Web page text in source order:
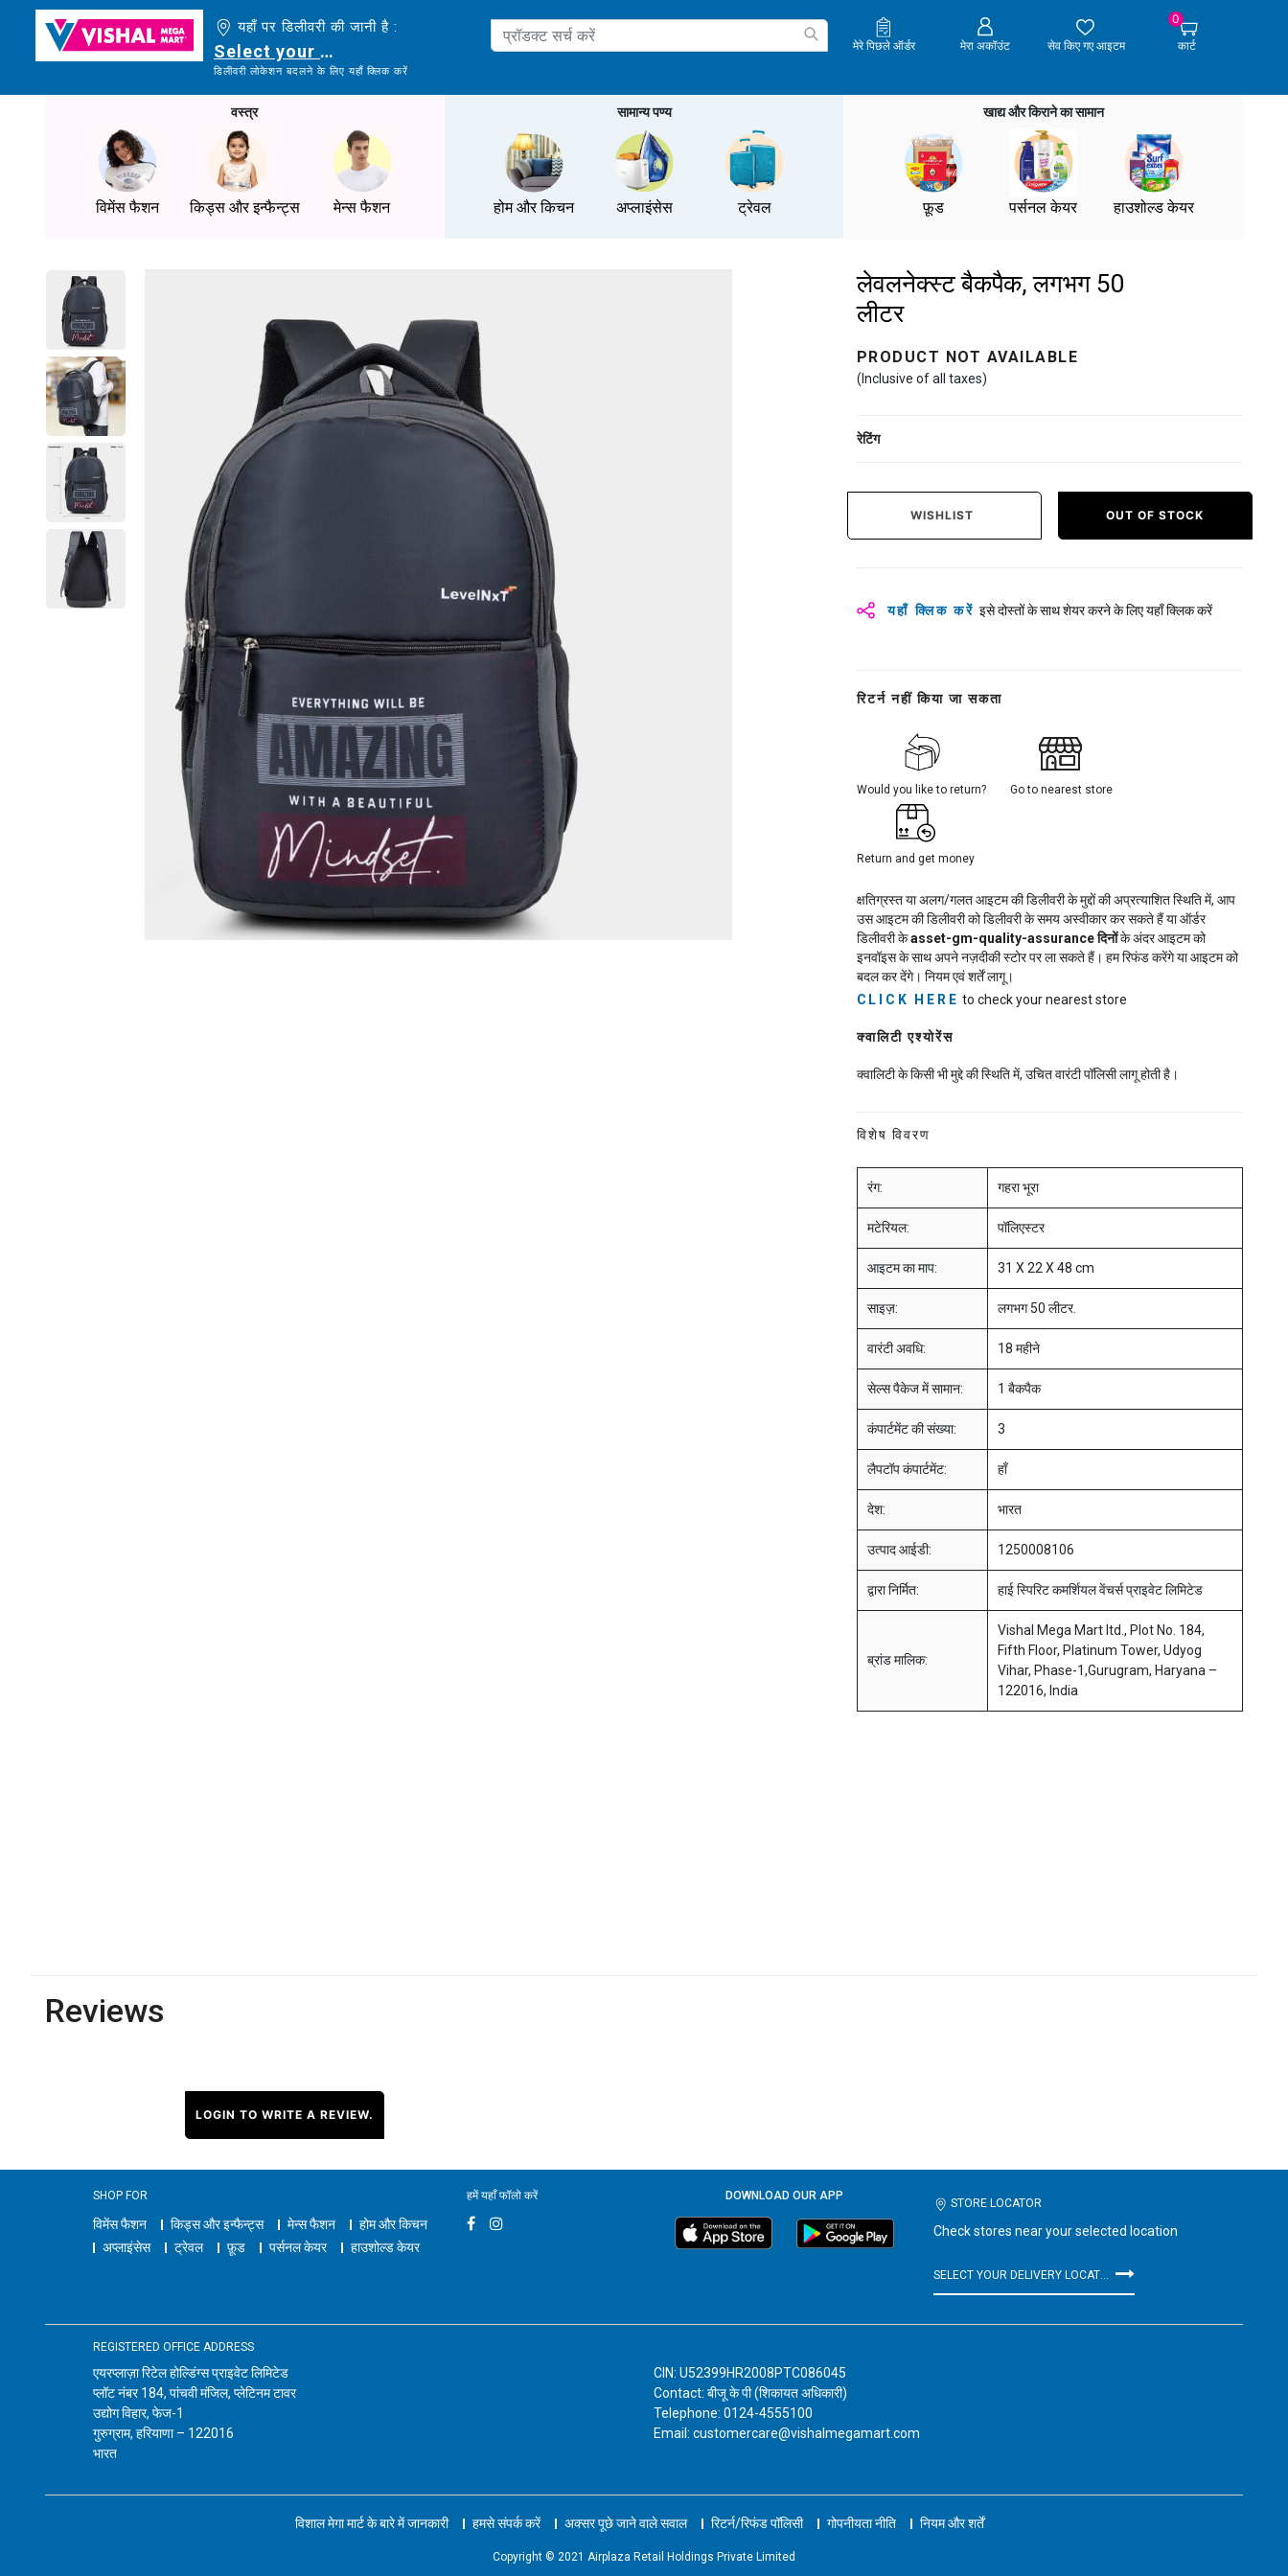
यहाँ पर डिलीवरी की जानी है :
Select your delivery location
डिलीवरी लोकेशन बदलने के लिए यहाँ क्लिक करें
मेरे पिछले ऑर्डर मेरा अकॉउंट सेव किए गए आइटम
0
कार्ट
वस्त्र
विमेंस फैशन किड्स और इन्फैन्ट्स मेन्स फैशन
सामान्य पण्य
होम और किचन अप्लाइंसेस ट्रेवल
खाद्य और किराने का सामान
फ़ूड पर्सनल केयर हाउशोल्ड केयर
लेवलनेक्स्ट बैकपैक, लगभग 50
लीटर
PRODUCT NOT AVAILABLE
(Inclusive of all taxes)
रेटिंग
WISHLIST OUT OF STOCK
यहाँ क्लिक करें इसे दोस्तों के साथ शेयर करने के लिए यहाँ क्लिक करें
रिटर्न नहीं किया जा सकता
Would you like to return? Go to nearest store
Return and get money
क्षतिग्रस्त या अलग/गलत आइटम की डिलीवरी के मुद्दों की अप्रत्याशित स्थिति में, आप
उस आइटम की डिलीवरी को डिलीवरी के समय अस्वीकार कर सकते हैं या ऑर्डर
डिलीवरी केasset-gm-quality-assuranceदिनोंके अंदर आइटम को
इनवॉइस के साथ अपने नज़दीकी स्टोर पर ला सकते हैं। हम रिफंड करेंगे या आइटम को
बदल कर देंगे। नियम एवं शर्तें लागू।
CLICK HERE to check your nearest store
क्वालिटी एश्योरेंस
क्वालिटी के किसी भी मुद्दे की स्थिति में, उचित वारंटी पॉलिसी लागू होती है।
विशेष विवरण
रंग: गहरा भूरा
मटेरियल: पॉलिएस्टर
आइटम का माप: 31 X 22 X 48 cm
साइज़: लगभग 50 लीटर.
वारंटी अवधि: 18 महीने
सेल्स पैकेज में सामान: 1 बैकपैक
कंपार्टमेंट की संख्या: 3
लैपटॉप कंपार्टमेंट: हाँ
देश: भारत
उत्पाद आईडी: 1250008106
द्वारा निर्मित: हाई स्पिरिट कमर्शियल वेंचर्स प्राइवेट लिमिटेड
ब्रांड मालिक:
Vishal Mega Mart ltd., Plot No. 184,
Fifth Floor, Platinum Tower, Udyog
Vihar, Phase-1,Gurugram, Haryana –
122016, India
Reviews
LOGIN TO WRITE A REVIEW.
SHOP FOR
विमेंस फैशन किड्स और इन्फैन्ट्स मेन्स फैशन
होम और किचन
अप्लाइंसेस
ट्रेवल फ़ूड पर्सनल केयर हाउशोल्ड केयर
हमें यहाँ फॉलो करें DOWNLOAD OUR APP
STORE LOCATOR
Check stores near your selected location
REGISTERED OFFICE ADDRESS
एयरप्लाज़ा रिटेल होल्डिंग्स प्राइवेट लिमिटेड
प्लॉट नंबर 184, पांचवी मंजिल, प्लेटिनम टावर
उद्योग विहार, फेज-1
गुरुग्राम, हरियाणा – 122016
भारत
CIN: U52399HR2008PTC086045
Contact: बीजू के पी (शिकायत अधिकारी)
Telephone: 0124-4555100
Email: customercare@vishalmegamart.com
विशाल मेगा मार्ट के बारे में जानकारी हमसे संपर्क करें अक्सर पूछे जाने वाले सवाल रिटर्न/रिफंड पॉलिसी गोपनीयता नीति नियम और शर्तें
Copyright © 2021 Airplaza Retail Holdings Private Limited